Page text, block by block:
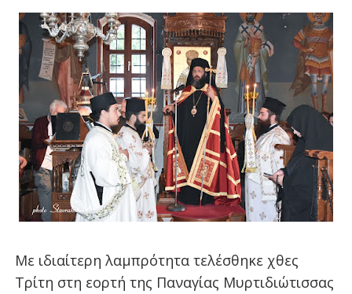
Με ιδιαίτερη λαμπρότητα τελέσθηκε χθες
Τρίτη στη εορτή της Παναγίας Μυρτιδιώτισσας